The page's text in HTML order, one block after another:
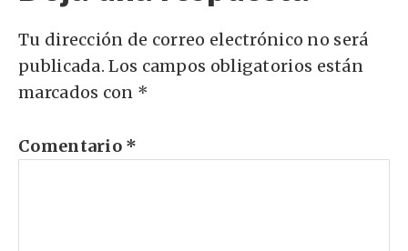
Tu dirección de correo electrónico no será
publicada. Los campos obligatorios están
marcados con *
Comentario *